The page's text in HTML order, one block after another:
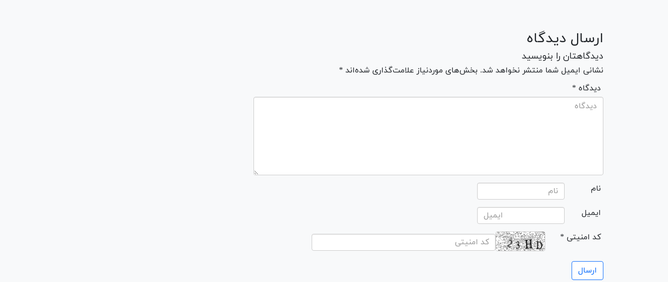
ارسال دیدگاه
دیدگاهتان را بنویسید
نشانی ایمیل شما منتشر نخواهد شد. بخش‌های موردنیاز علامت‌گذاری شده‌اند *
* دیدگاه
نام
ایمیل
* کد امنیتی